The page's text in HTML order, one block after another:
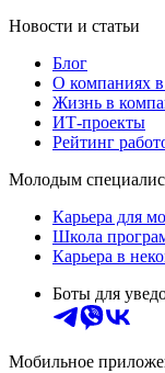
Новости и статьи
Блог
О компаниях
Жизнь в
ИТ-проекты
Рейтинг
Молодым
Карьера для
Школа
Карьера в
Боты для
Мобильное